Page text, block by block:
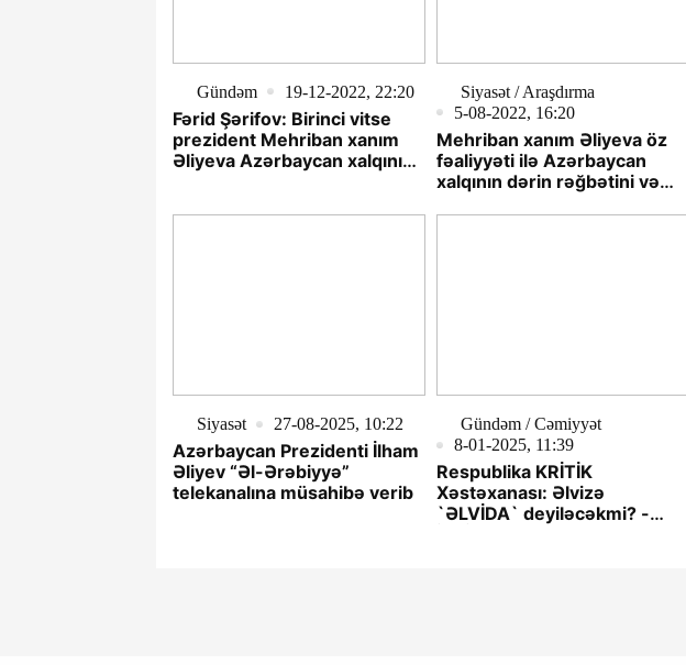
Gündəm 19-12-2022, 22:20
Fərid Şərifov: Birinci vitse
prezident Mehriban xanım
Əliyeva Azərbaycan xalqının
Siyasət / Araşdırma
5-08-2022, 16:20
Mehriban xanım Əliyeva öz
fəaliyyəti ilə Azərbaycan
xalqının dərin rəğbətini və
Siyasət 27-08-2025, 10:22
Azərbaycan Prezidenti İlham
Əliyev “Əl-Ərəbiyyə”
telekanalına müsahibə verib
Gündəm / Cəmiyyət
8-01-2025, 11:39
Respublika KRİTİK
Xəstəxanası: Əlvizə
`ƏLVİDA` deyiləcəkmi? -